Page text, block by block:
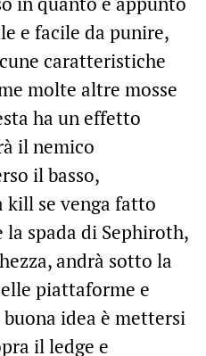
e facile da punire,
caratteristiche
molte altre mosse
ha un effetto
il nemico
il basso,
kill se venga fatto
spada di Sephiroth,
andrà sotto la
piattaforme e
idea è mettersi
il ledge e